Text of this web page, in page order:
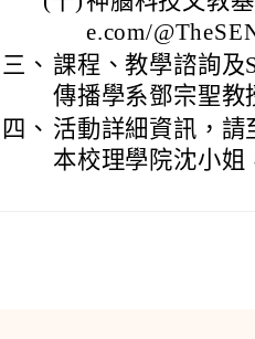
e.com/
三、 課程、教學諮詢及
傳播學系鄧宗聖教
四、 活動詳細資訊，請
本校理學院沈小姐